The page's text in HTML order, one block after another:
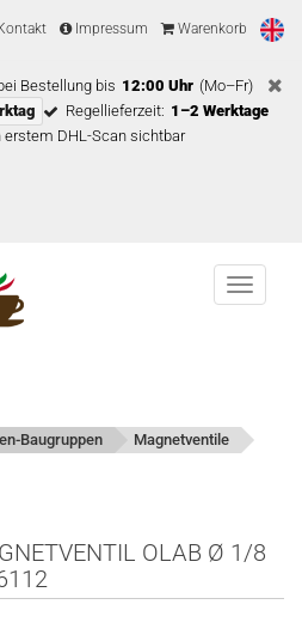
Impressum Warenkorb
Bestellung bis 12:00 Uhr (Mo–Fr)
Regellieferzeit: 1–2 Werktage
erstem DHL-Scan sichtbar
Menu
Baugruppen
Magnetventile
OLAB Ø 1/8